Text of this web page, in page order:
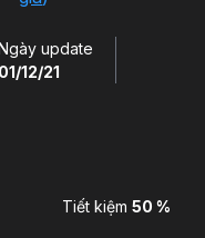
update
01/12/21
Tiết kiệm 50 %